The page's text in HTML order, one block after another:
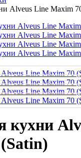
Alveus Line Maxim
кухни